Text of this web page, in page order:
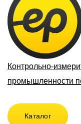
Контрольно-
промышленности
Каталог